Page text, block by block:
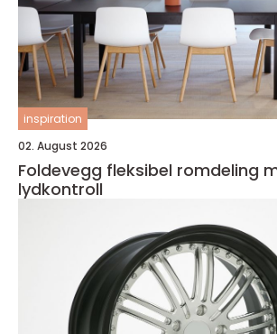
inspiration
02. August 2026
Foldevegg fleksibel romdeling med god
lydkontroll